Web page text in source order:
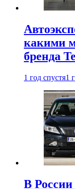
какими
бренда
1 год спустя1
В